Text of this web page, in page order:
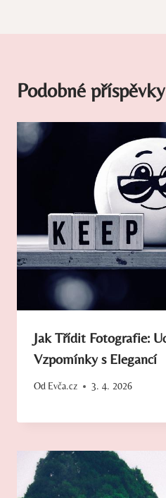
Podobné příspěvky
Jak Třídit Fotografie:
Vzpomínky s Elegancí
Od Evča.cz 3. 4. 2026